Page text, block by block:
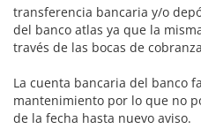
transferencia bancaria y/o
del banco atlas ya que la
través de las bocas de
La cuenta bancaria del banco
mantenimiento por lo que no
de la fecha hasta nuevo aviso.